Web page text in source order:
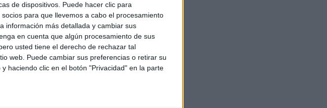
de dispositivos. Puede hacer clic para
para que llevemos a cabo el procesamiento
información más detallada y cambiar sus
en cuenta que algún procesamiento de sus
usted tiene el derecho de rechazar tal
web. Puede cambiar sus preferencias o retirar su
haciendo clic en el botón "Privacidad" en la parte